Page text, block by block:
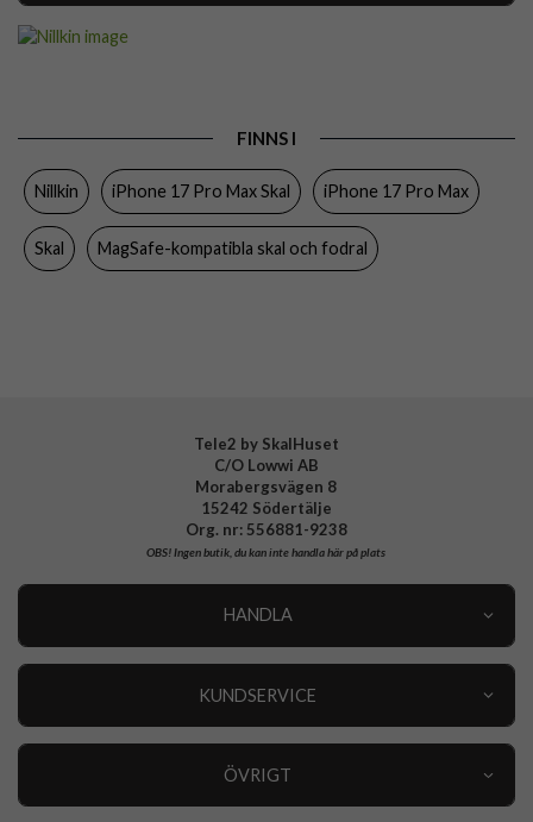
Färg Genomskinlig, Svart
Material Hårdplast (PC), Mjukplast (TPU)
Varumärke
FINNS I
Nillkin iPhone 17 Pro Max Skal iPhone 17 Pro Max
Skal MagSafe-kompatibla skal och fodral
Tele2 by SkalHuset
C/O Lowwi AB
Morabergsvägen 8
15242 Södertälje
Org. nr: 556881-9238
OBS!Ingen butik, du kan inte handla här på plats
HANDLA
KUNDSERVICE
ÖVRIGT